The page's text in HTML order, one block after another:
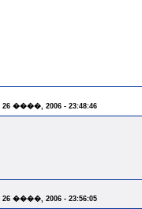
26 ����, 2006 - 23:48:46
26 ����, 2006 - 23:56:05